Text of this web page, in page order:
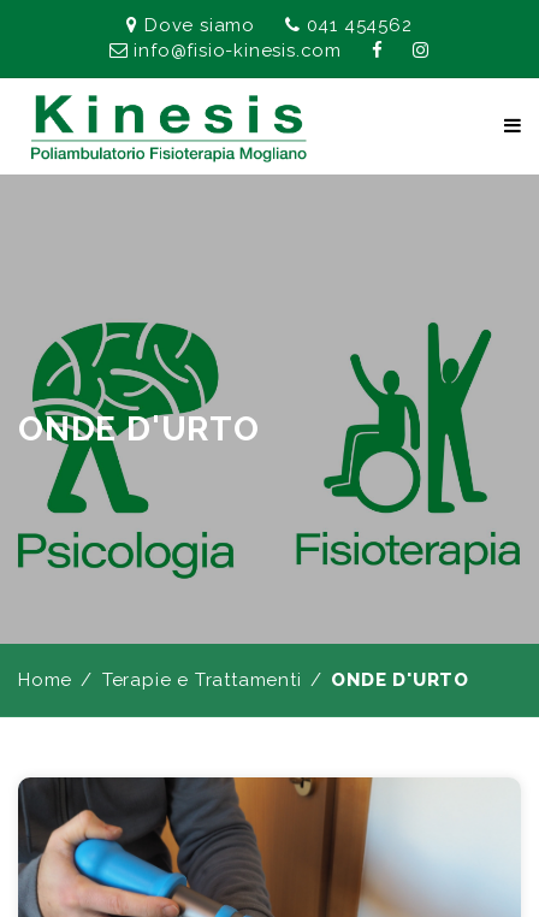
Dove siamo
041 454562
info@fisio-kinesis.com
ONDE D'URTO
Home Terapie e Trattamenti ONDE D'URTO